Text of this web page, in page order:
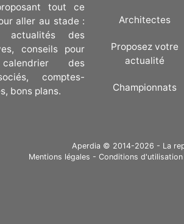
tout ce
aller au stade :
actualités des
conseils pour
des
comptes-
bons plans.
Architectes
Proposez votre
actualité
Championnats
Aperdia © 2014-2026 - La
Mentions légales - Conditions d'utilisation